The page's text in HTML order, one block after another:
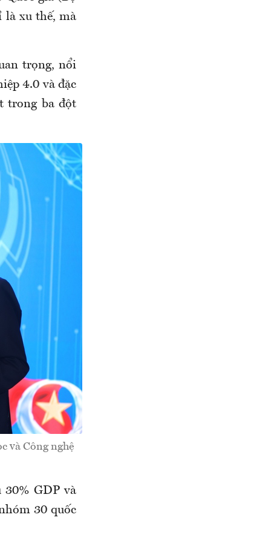
là xu thế, mà
trọng, nổi
4.0 và đặc
trong ba đột
và Công nghệ
GDP và
30 quốc